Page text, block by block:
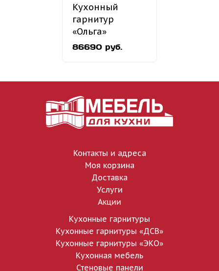
Кухонный
гарнитур
«Ольга»
2600х1500 мм
86690 руб.
Контакты и адреса
Моя корзина
Доставка
Услуги
Акции
Кухонные гарнитуры
Кухонные гарнитуры «ДСВ»
Кухонные гарнитуры «ЭКО»
Кухонная мебель
Стеновые панели